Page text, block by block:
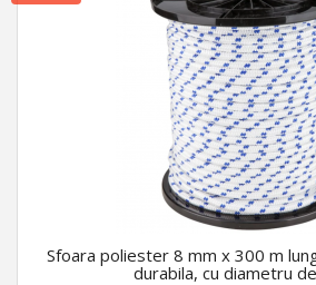
Sfoara poliester 8 mm x 300 m
durabila, cu diametru